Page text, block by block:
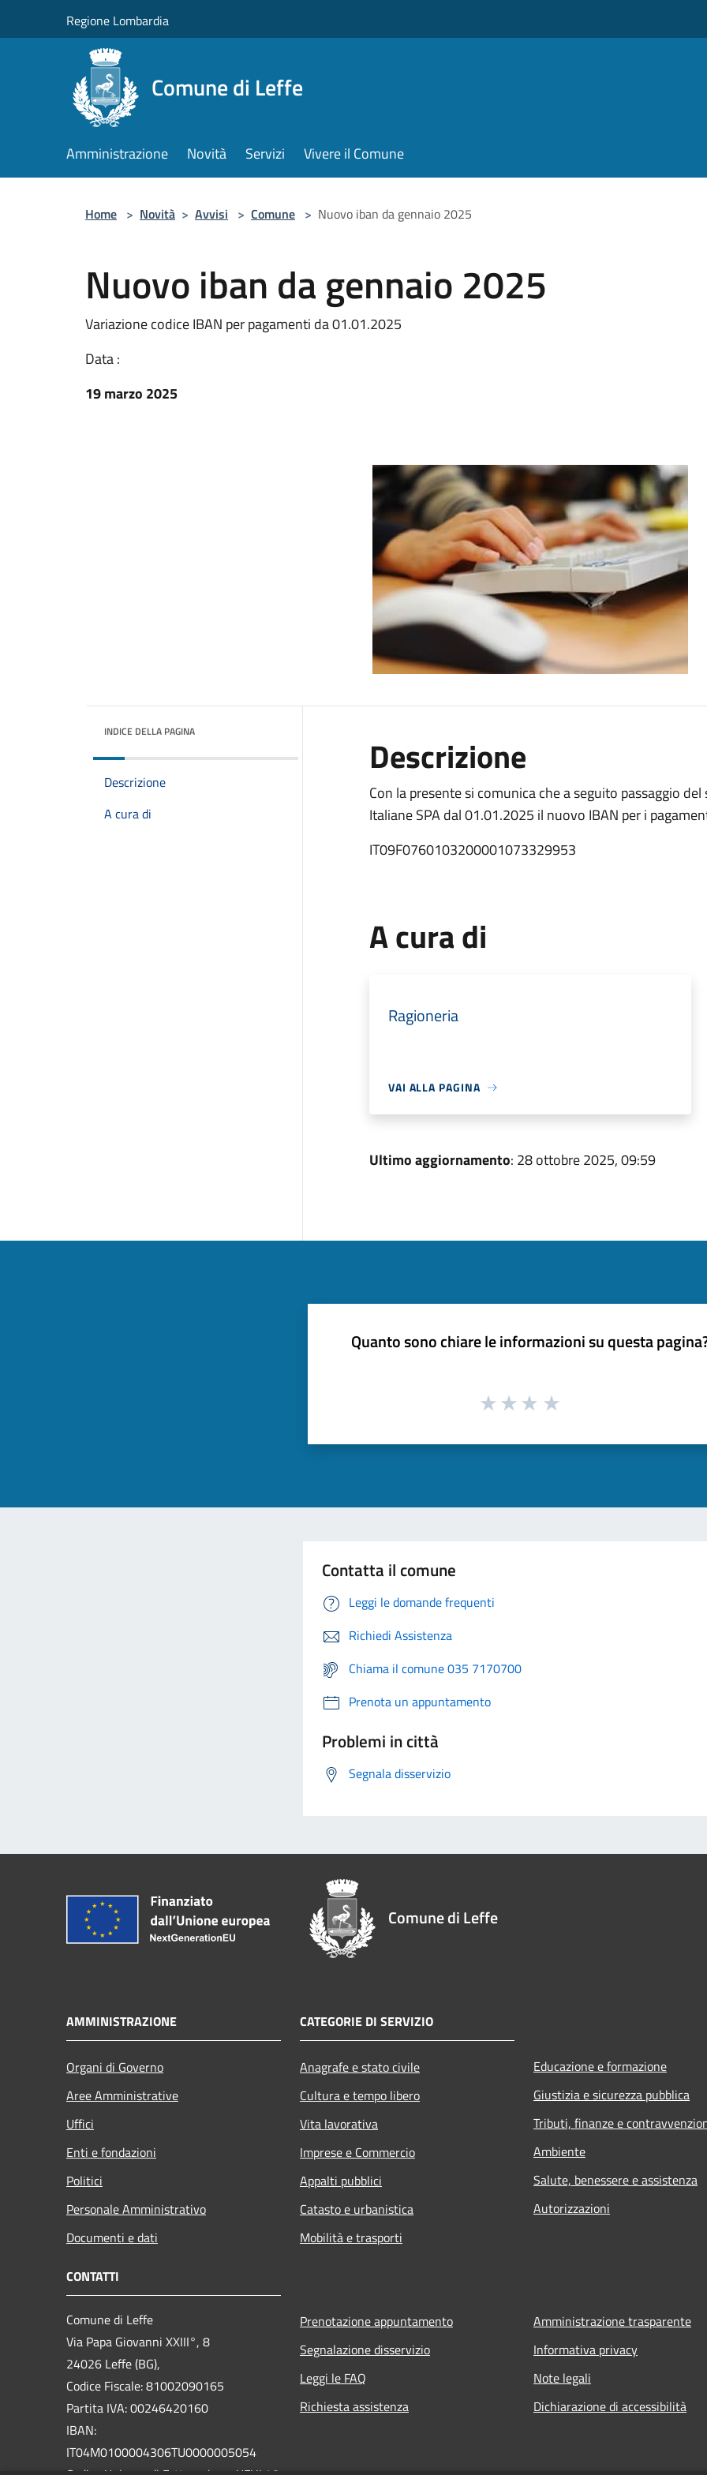
Regione Lombardia
Comune di Leffe
Amministrazione Novità Servizi Vivere il Comune
Home > Novità > Avvisi > Comune > Nuovo iban da gennaio 2025
Nuovo iban da gennaio 2025
Variazione codice IBAN per pagamenti da 01.01.2025
Data :
19 marzo 2025
INDICE DELLA PAGINA
Descrizione
A cura di
Descrizione
Con la presente si comunica che a seguito passaggio
Italiane SPA dal 01.01.2025 il nuovo IBAN per i
IT09F0760103200001073329953
A cura di
Ragioneria
VAI ALLA PAGINA
Ultimo aggiornamento: 28 ottobre 2025, 09:59
Quanto sono chiare le informazioni su questa
Contatta il comune
Leggi le domande frequenti
Richiedi Assistenza
Chiama il comune 035 7170700
Prenota un appuntamento
Problemi in città
Segnala disservizio
Comune di Leffe
AMMINISTRAZIONE
Organi di Governo
Aree Amministrative
Uffici
Enti e fondazioni
Politici
Personale Amministrativo
Documenti e dati
CATEGORIE DI SERVIZIO
Anagrafe e stato civile
Cultura e tempo libero
Vita lavorativa
Imprese e Commercio
Appalti pubblici
Catasto e urbanistica
Mobilità e trasporti
Educazione e formazione
Giustizia e sicurezza pubblica
Tributi, finanze e
Ambiente
Salute, benessere e assistenza
Autorizzazioni
CONTATTI
Comune di Leffe
Via Papa Giovanni XXIII°, 8
24026 Leffe (BG),
Codice Fiscale: 81002090165
Partita IVA: 00246420160
IBAN:
IT04M0100004306TU0000005054
Prenotazione appuntamento
Segnalazione disservizio
Leggi le FAQ
Richiesta assistenza
Amministrazione trasparente
Informativa privacy
Note legali
Dichiarazione di accessibilità